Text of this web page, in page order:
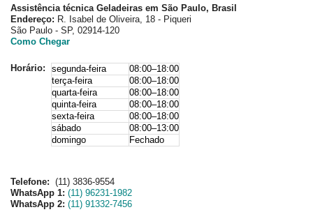
Assistência técnica Geladeiras em São Paulo, Brasil
Endereço: R. Isabel de Oliveira, 18 - Piqueri
São Paulo - SP, 02914-120
Como Chegar
Horário: segunda-feira
08:00–18:00
terça-feira
08:00–18:00
quarta-feira
08:00–18:00
quinta-feira
08:00–18:00
sexta-feira
08:00–18:00
sábado
08:00–13:00
domingo
Fechado
Telefone: (11) 3836-9554
WhatsApp 1: (11) 96231-1982
WhatsApp 2: (11) 91332-7456